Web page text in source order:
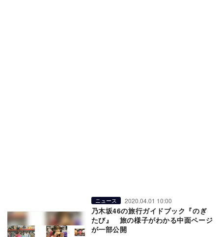
ニュース 2020.04.01 10:00
乃木坂46の旅行ガイドブック『のぎ
たび』 旅の様子がわかる中面ページ
が一部公開